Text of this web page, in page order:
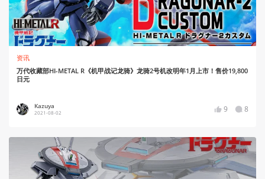
资讯
万代收藏部HI-METAL R《机甲战记龙骑》龙骑2号机改明年1月上市！售价19,800
日元
Kazuya
2021-08-02 9 8